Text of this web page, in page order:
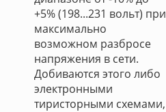
+5% (198...231 вольт) при
максимально
возможном разбросе
напряжения в сети.
Добиваются этого либо
электронными
тиристорными схемами,